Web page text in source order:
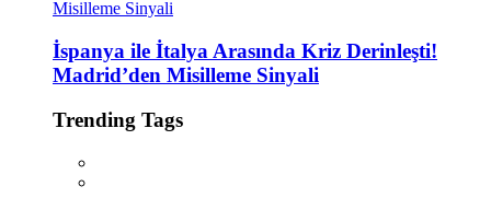
İspanya ile İtalya Arasında Kriz Derinleşti!
Madrid’den Misilleme Sinyali
Trending Tags